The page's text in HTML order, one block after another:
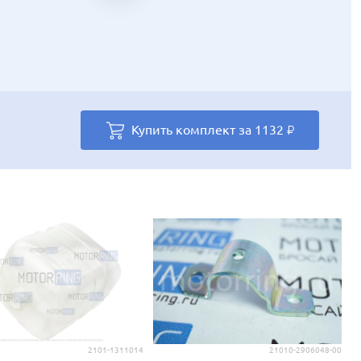
Купить комплект за 1132 ₽
₽
Купить комплект за 710 ₽
Купить комплект за 1112 ₽
Купить комплект за 1112 ₽
2101-1311014 21010-2906048-00